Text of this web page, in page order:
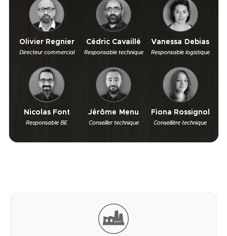
Olivier Regnier
Directeur commercial
Cédric Cavaillé
Responsable technique
Vanessa Debias
Responsable logistique
Nicolas Font
Responsable BE
Jérôme Menu
Conseiller technique
Fiona Rossignol
Conseillère technique